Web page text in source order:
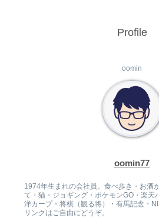
Profile
oomin
oomin77
1974年生まれの会社員。食べ歩き・お酒
て・猫・ジョギング・ポケモンGO・楽天
洋カープ・将棋（観る将）・有馬記念・
リンクはご自由にどうぞ。